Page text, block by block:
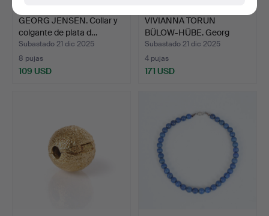
GEORG JENSEN. Collar y
colgante de plata d…
Subastado 21 dic 2025
8 pujas
109 USD
VIVIANNA TORUN
BÜLOW-HÜBE. Georg
Jensen. C…
Subastado 21 dic 2025
4 pujas
171 USD